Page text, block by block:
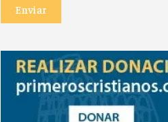
Enviar